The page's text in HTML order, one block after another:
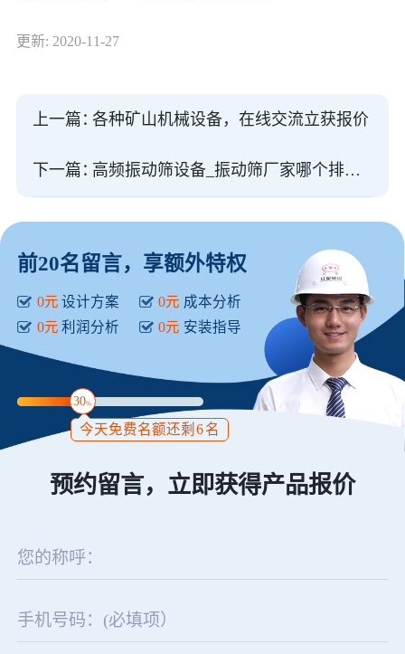
更新: 2020-11-27
上一篇：各种矿山机械设备，在线交流立获报价
下一篇： 高频振动筛设备_振动筛厂家哪个排名好？
前20名留言，享额外特权
0元 设计方案 0元 成本分析
0元 利润分析 0元 安装指导
30%
今天免费名额还剩 6名
预约留言，立即获得产品报价